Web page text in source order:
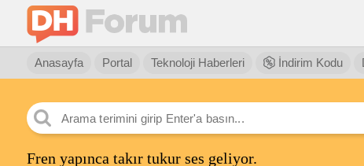
Anasayfa Portal Teknoloji Haberleri İndirim Kodu
Fren yapınca takır tukur ses geliyor.